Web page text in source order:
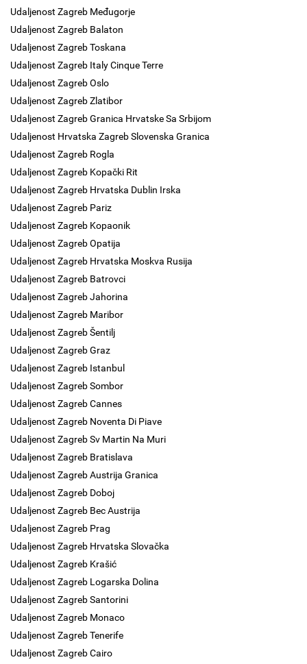
Udaljenost Zagreb Međugorje
Udaljenost Zagreb Balaton
Udaljenost Zagreb Toskana
Udaljenost Zagreb Italy Cinque Terre
Udaljenost Zagreb Oslo
Udaljenost Zagreb Zlatibor
Udaljenost Zagreb Granica Hrvatske Sa Srbijom
Udaljenost Hrvatska Zagreb Slovenska Granica
Udaljenost Zagreb Rogla
Udaljenost Zagreb Kopački Rit
Udaljenost Zagreb Hrvatska Dublin Irska
Udaljenost Zagreb Pariz
Udaljenost Zagreb Kopaonik
Udaljenost Zagreb Opatija
Udaljenost Zagreb Hrvatska Moskva Rusija
Udaljenost Zagreb Batrovci
Udaljenost Zagreb Jahorina
Udaljenost Zagreb Maribor
Udaljenost Zagreb Šentilj
Udaljenost Zagreb Graz
Udaljenost Zagreb Istanbul
Udaljenost Zagreb Sombor
Udaljenost Zagreb Cannes
Udaljenost Zagreb Noventa Di Piave
Udaljenost Zagreb Sv Martin Na Muri
Udaljenost Zagreb Bratislava
Udaljenost Zagreb Austrija Granica
Udaljenost Zagreb Doboj
Udaljenost Zagreb Bec Austrija
Udaljenost Zagreb Prag
Udaljenost Zagreb Hrvatska Slovačka
Udaljenost Zagreb Krašić
Udaljenost Zagreb Logarska Dolina
Udaljenost Zagreb Santorini
Udaljenost Zagreb Monaco
Udaljenost Zagreb Tenerife
Udaljenost Zagreb Cairo